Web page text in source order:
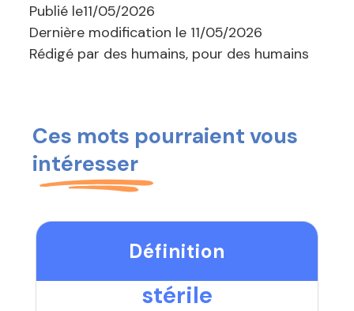
Publié le11/05/2026
Dernière modification le 11/05/2026
Rédigé par des humains, pour des humains
Ces mots pourraient vous
intéresser
Définition
stérile